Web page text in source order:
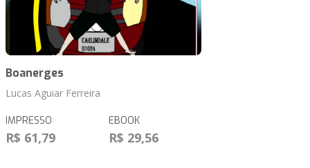
Boanerges
Lucas Aguiar Ferreira
IMPRESSO
R$ 61,79
EBOOK
R$ 29,56